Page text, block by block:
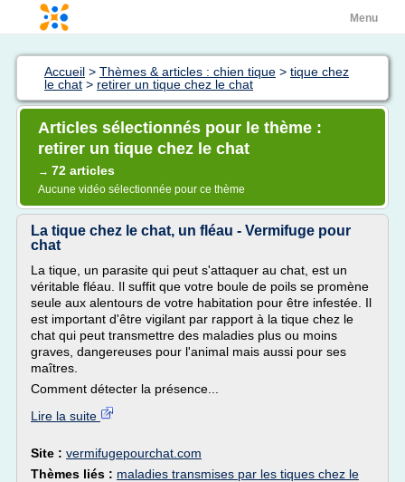
Menu
Accueil > Thèmes & articles : chien tique > tique chez
le chat > retirer un tique chez le chat
Articles sélectionnés pour le thème :
retirer un tique chez le chat
→ 72 articles
Aucune vidéo sélectionnée pour ce thème
La tique chez le chat, un fléau - Vermifuge pour
chat
La tique, un parasite qui peut s'attaquer au chat, est un
véritable fléau. Il suffit que votre boule de poils se promène
seule aux alentours de votre habitation pour être infestée. Il
est important d'être vigilant par rapport à la tique chez le
chat qui peut transmettre des maladies plus ou moins
graves, dangereuses pour l'animal mais aussi pour ses
maîtres.
Comment détecter la présence...
Lire la suite
Site : vermifugepourchat.com
Thèmes liés : maladies transmises par les tiques chez le